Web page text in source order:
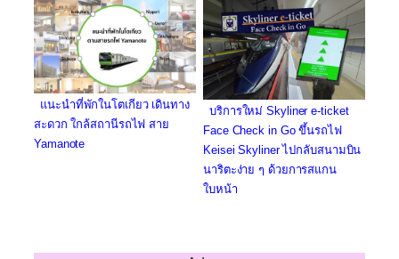
แนะนำที่พักในโตเกียว เดินทาง
สะดวก ใกล้สถานีรถไฟ สาย
Yamanote
บริการใหม่ Skyliner e-ticket
Face Check in Go ขึ้นรถไฟ
Keisei Skyliner ไปกลับสนามบิน
นาริตะง่าย ๆ ด้วยการสแกน
ใบหน้า